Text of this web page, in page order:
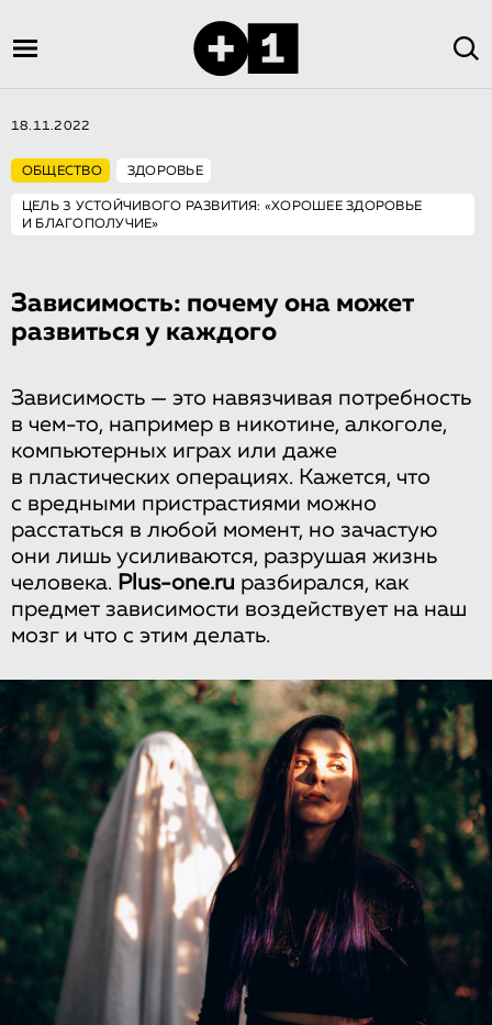
18.11.2022
ОБЩЕСТВО ЗДОРОВЬЕ
ЦЕЛЬ 3 УСТОЙЧИВОГО РАЗВИТИЯ: «ХОРОШЕЕ ЗДОРОВЬЕ
И БЛАГОПОЛУЧИЕ»
Зависимость: почему она может
развиться у каждого
Зависимость — это навязчивая потребность
в чем-то, например в никотине, алкоголе,
компьютерных играх или даже
в пластических операциях. Кажется, что
с вредными пристрастиями можно
расстаться в любой момент, но зачастую
они лишь усиливаются, разрушая жизнь
человека. Plus-one.ru разбирался, как
предмет зависимости воздействует на наш
мозг и что с этим делать.